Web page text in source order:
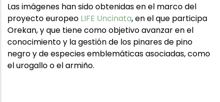
Las imágenes han sido obtenidas en el marco del
proyecto europeo LIFE Uncinata, en el que participa
Orekan, y que tiene como objetivo avanzar en el
conocimiento y la gestión de los pinares de pino
negro y de especies emblemáticas asociadas, como
el urogallo o el armiño.